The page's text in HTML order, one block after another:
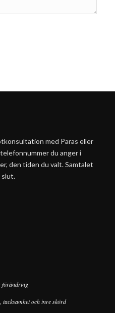
med Paras eller
du anger i
den tiden du valt. Samtalet
slut.
förändring
och inre skörd